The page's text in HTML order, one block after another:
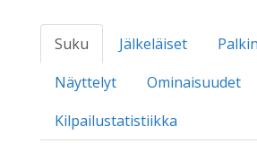
Suku Jälkeläiset
Näyttelyt
Ominaisuudet
Kilpailustatistiikka